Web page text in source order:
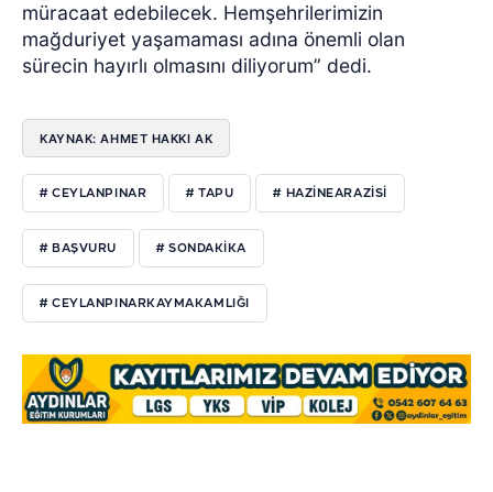
müracaat edebilecek. Hemşehrilerimizin
mağduriyet yaşamaması adına önemli olan
sürecin hayırlı olmasını diliyorum” dedi.
KAYNAK: AHMET HAKKI AK
# CEYLANPINAR # TAPU # HAZINEARAZISI
# BAŞVURU # SONDAKIKA
# CEYLANPINARKAYMAKAMLIĞI